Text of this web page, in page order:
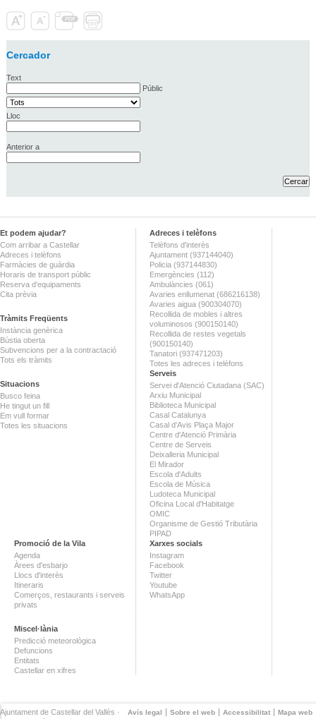
Cercador
Text
Públic
Lloc
Anterior a
Et podem ajudar?
Com arribar a Castellar
Adreces i telèfons
Farmàcies de guàrdia
Horaris de transport públic
Reserva d'equipaments
Cita prèvia
Tràmits Freqüents
Instància genèrica
Bústia oberta
Subvencions per a la contractació
Tots els tràmits
Situacions
Busco feina
He tingut un fill
Em vull formar
Totes les situacions
Adreces i telèfons
Telèfons d'interès
Ajuntament (937144040)
Policia (937144830)
Emergències (112)
Ambulàncies (061)
Avaries enllumenat (686216138)
Avaries aigua (900304070)
Recollida de mobles i altres
voluminosos (900150140)
Recollida de restes vegetals
(900150140)
Tanatori (937471203)
Totes les adreces i telèfons
Serveis
Servei d'Atenció Ciutadana (SAC)
Arxiu Municipal
Biblioteca Municipal
Casal Catalunya
Casal d'Avis Plaça Major
Centre d'Atenció Primària
Centre de Serveis
Deixalleria Municipal
El Mirador
Escola d'Adults
Escola de Música
Ludoteca Municipal
Oficina Local d'Habitatge
OMIC
Organisme de Gestió Tributària
PIPAD
Promoció de la Vila
Agenda
Àrees d'esbarjo
Llocs d'interès
Itineraris
Comerços, restaurants i serveis
privats
Miscel·lània
Predicció meteorològica
Defuncions
Entitats
Castellar en xifres
Xarxes socials
Instagram
Facebook
Twitter
Youtube
WhatsApp
Avís legal Sobre el web Accessibilitat Mapa web
Ajuntament de Castellar del Vallès ·